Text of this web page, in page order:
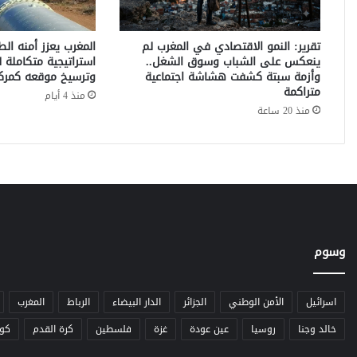
ا
ط
:
د
و
ر
ا
ا
ا
ص
ن
ع
تقرير: النمو الاقتصادي في المغرب لم
ينعكس على الشباب وسوق الشغل..
وأزمة سبتة كشفت هشاشة اجتماعية
متراكمة
منذ 20 ساعة
المغرب يعزز أمنه
استراتيجية
وترسيخ موقعه
منذ 4 أيام
وسوم
اسرائيل الأمن الوطني الجزائر الدار البيضاء الرباط المغرب
خالد وجنا
روسيا عين عودة غزة فلسطين كرة القدم